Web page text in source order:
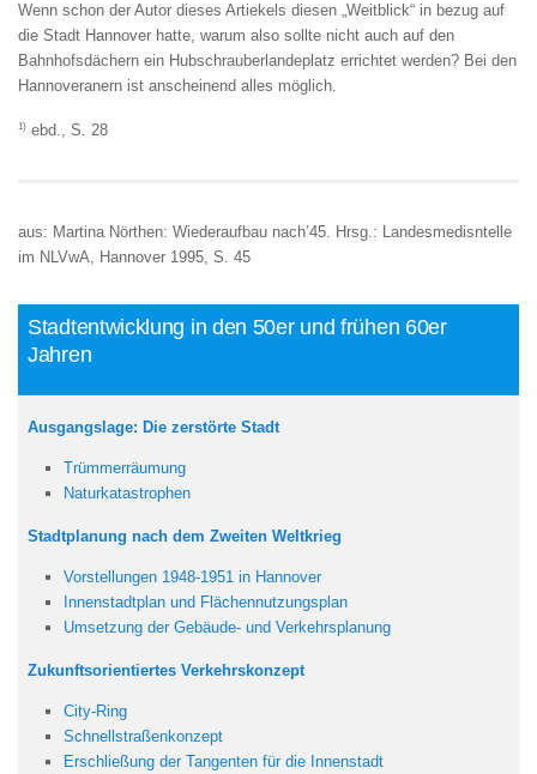
Wenn schon der Autor dieses Artiekels diesen „Weitblick“ in bezug auf
die Stadt Hannover hatte, warum also sollte nicht auch auf den
Bahnhofsdächern ein Hubschrauberlandeplatz errichtet werden? Bei den
Hannoveranern ist anscheinend alles möglich.
1) ebd., S. 28
aus: Martina Nörthen: Wiederaufbau nach’45. Hrsg.: Landesmedisntelle
im NLVwA, Hannover 1995, S. 45
Stadtentwicklung in den 50er und frühen 60er
Jahren
Ausgangslage: Die zerstörte Stadt
Trümmerräumung
Naturkatastrophen
Stadtplanung nach dem Zweiten Weltkrieg
Vorstellungen 1948-1951 in Hannover
Innenstadtplan und Flächennutzungsplan
Umsetzung der Gebäude- und Verkehrsplanung
Zukunftsorientiertes Verkehrskonzept
City-Ring
Schnellstraßenkonzept
Erschließung der Tangenten für die Innenstadt